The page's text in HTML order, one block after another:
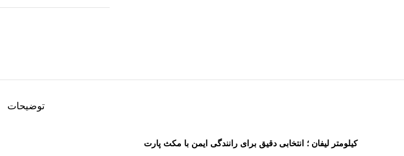
توضیحات
کیلومتر لیفان ؛ انتخابی دقیق برای رانندگی ایمن با مکث پارت